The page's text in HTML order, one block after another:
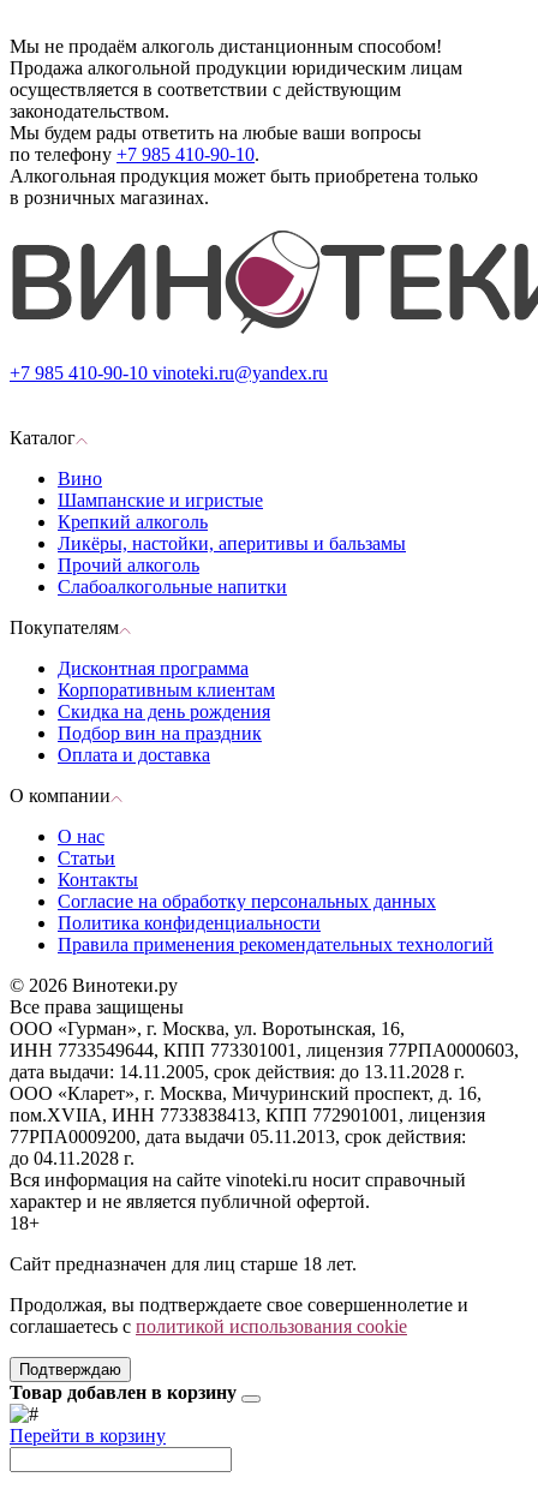
Мы не продаём алкоголь дистанционным способом!
Продажа алкогольной продукции юридическим лицам
осуществляется в соответствии с действующим
законодательством.
Мы будем рады ответить на любые ваши вопросы
по телефону +7 985 410-90-10.
Алкогольная продукция может быть приобретена только
в розничных магазинах.
+7 985 410-90-10 vinoteki.ru@yandex.ru
Каталог
Вино
Шампанские и игристые
Крепкий алкоголь
Ликёры, настойки, аперитивы и бальзамы
Прочий алкоголь
Слабоалкогольные напитки
Покупателям
Дисконтная программа
Корпоративным клиентам
Скидка на день рождения
Подбор вин на праздник
Оплата и доставка
О компании
О нас
Статьи
Контакты
Согласие на обработку персональных данных
Политика конфиденциальности
Правила применения рекомендательных технологий
© 2026 Винотеки.ру
Все права защищены
ООО «Гурман», г. Москва, ул. Воротынская, 16,
ИНН 7733549644, КПП 773301001, лицензия 77РПА0000603,
дата выдачи: 14.11.2005, срок действия: до 13.11.2028 г.
ООО «Кларет», г. Москва, Мичуринский проспект, д. 16,
пом.XVIIA, ИНН 7733838413, КПП 772901001, лицензия
77РПА0009200, дата выдачи 05.11.2013, срок действия:
до 04.11.2028 г.
Вся информация на сайте vinoteki.ru носит справочный
характер и не является публичной офертой.
18+
Сайт предназначен для лиц старше 18 лет.
Продолжая, вы подтверждаете свое совершеннолетие и
соглашаетесь с политикой использования cookie
Подтверждаю
Товар добавлен в корзину
Перейти в корзину